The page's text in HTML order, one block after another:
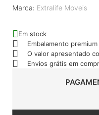
Marca: Extralife Moveis
Em stock
Embalamento premium
O valor apresentado
Envios grátis em